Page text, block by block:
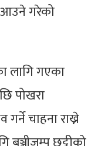
आउने गरेको
लागि गएका
पोखरा
चाहना राख्ने